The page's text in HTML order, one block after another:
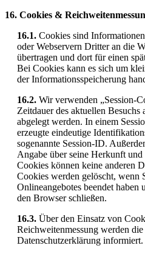
16. Cookies &
16.1. Cookies sind
oder Webservern Dritter an die
übertragen und dort für einen
Bei Cookies kann es sich um
der Informationsspeicherung
16.2. Wir verwenden „Session-
Zeitdauer des aktuellen Besuchs
abgelegt werden. In einem
erzeugte eindeutige
sogenannte Session-ID.
Angabe über seine Herkunft
Cookies können keine anderen
Cookies werden gelöscht, wenn
Onlineangebotes beendet haben
den Browser schließen.
16.3. Über den Einsatz von
Reichweitenmessung werden
Datenschutzerklärung informiert.